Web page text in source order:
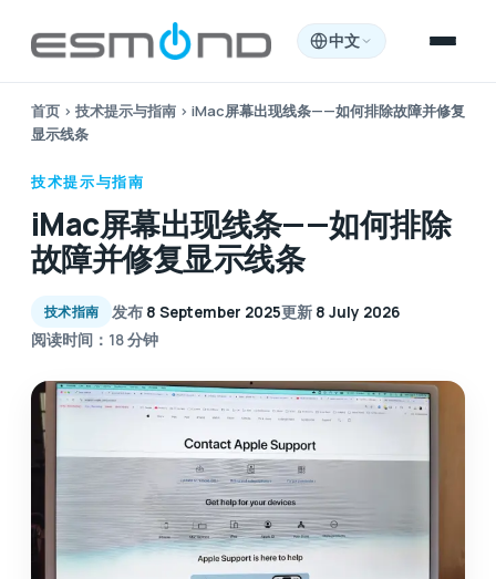
中文
首页 › 技术提示与指南 › iMac屏幕出现线条——如何排除故障并修复
显示线条
技术提示与指南
iMac屏幕出现线条——如何排除
故障并修复显示线条
技术指南 发布 8 September 2025更新 8 July 2026
阅读时间：18 分钟